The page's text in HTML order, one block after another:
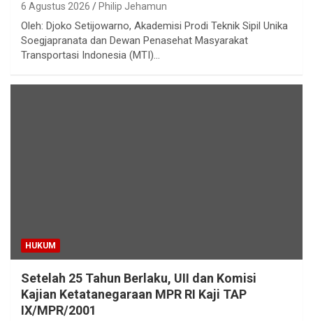
6 Agustus 2026 Philip Jehamun
Oleh: Djoko Setijowarno, Akademisi Prodi Teknik Sipil Unika
Soegjapranata dan Dewan Penasehat Masyarakat
Transportasi Indonesia (MTI)…
HUKUM
Setelah 25 Tahun Berlaku, UII dan Komisi
Kajian Ketatanegaraan MPR RI Kaji TAP
IX/MPR/2001